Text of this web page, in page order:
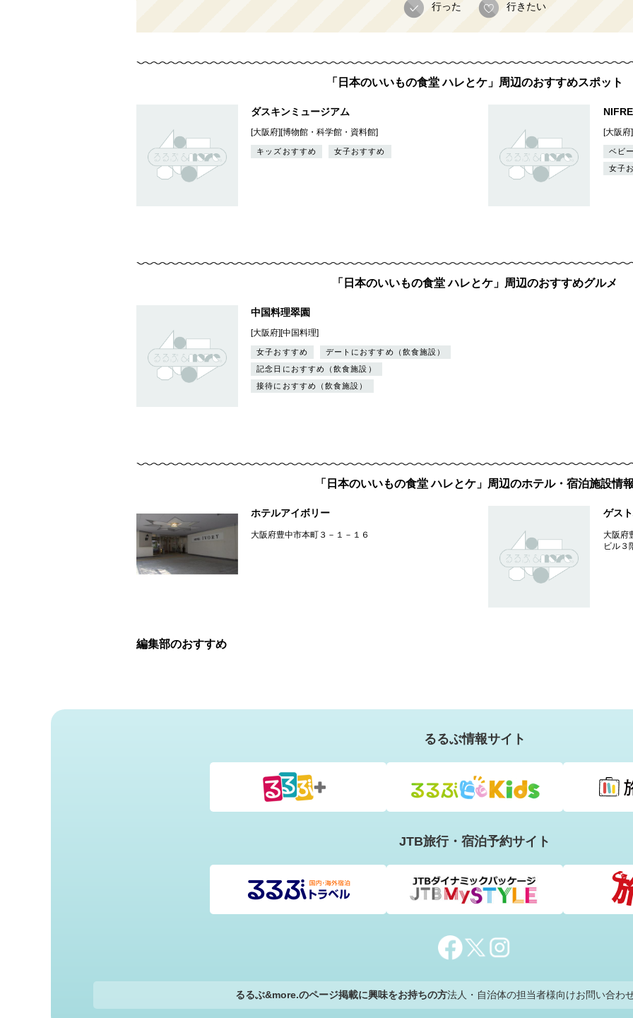
行った 行きたい
「日本のいいもの食堂 ハレとケ」周辺のおすすめスポット
ダスキンミュージアム
[大阪府][博物館・科学館・資料館]
キッズおすすめ 女子おすすめ
[大阪府
ベビ
女子
「日本のいいもの食堂 ハレとケ」周辺のおすすめグルメ
中国料理翠園
[大阪府][中国料理]
女子おすすめ
デートにおすすめ（飲食施設）
記念日におすすめ（飲食施設）
接待におすすめ（飲食施設）
「日本のいいもの食堂 ハレとケ」周辺のホテル・宿泊施設情
ホテルアイボリー
大阪府豊中市本町３－１－１６
ゲス
大阪府
ビル３
編集部のおすすめ
るるぶ情報サイト
JTB旅行・宿泊予約サイト
るるぶ&more.のページ掲載に興味をお持ちの方法人・自治体の担当者様向けお問い合わ